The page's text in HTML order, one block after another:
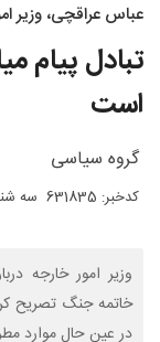
عباس عراقچی، وزیر
تبادل پیام
است
گروه سیاسی
کدخبر: 631835 سه شنبه 12
وزیر امور خارجه
خاتمه جنگ تصریح
در عین حال موارد